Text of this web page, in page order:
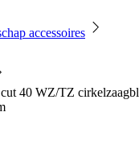
accessoires
40 WZ/TZ